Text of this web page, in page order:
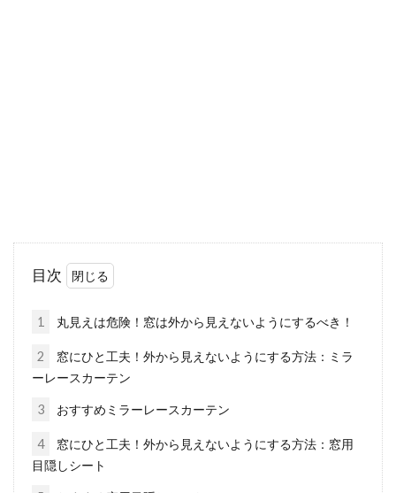
さ対策で快適に過ごそう！
アパートの大家の心構え！入居者に
連絡先を教えないケース
アパート経営をしていると、管理会社に入居者
目次
1 丸見えは危険！窓は外から見えないようにするべき！
2
窓にひと工夫！外から見えないようにする方法：ミラ
ーレースカーテン
3 おすすめミラーレースカーテン
4
窓にひと工夫！外から見えないようにする方法：窓用
目隠しシート